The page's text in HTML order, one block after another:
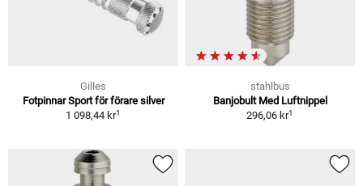
Gilles
Fotpinnar Sport för förare silver
1 098,44 kr1
stahlbus
Banjobult Med Luftnippel
296,06 kr1